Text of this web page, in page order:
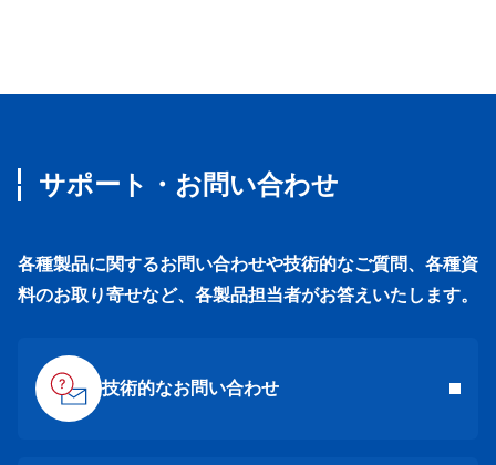
サポート・お問い合わせ
各種製品に関するお問い合わせや技術的なご質問、各種資
料のお取り寄せなど、各製品担当者がお答えいたします。
技術的なお問い合わせ